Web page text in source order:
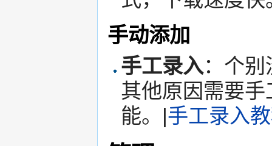
手动添加
手工录入：个别
其他原因需要
能。|手工录入